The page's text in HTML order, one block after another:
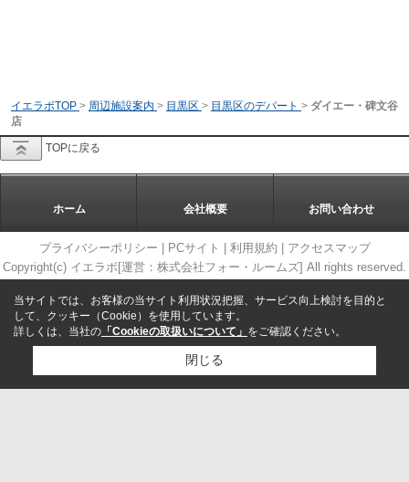
イエラボTOP > 周辺施設案内 > 目黒区 > 目黒区のデパート > ダイエー・碑文谷
店
TOPに戻る
ホーム 会社概要 お問い合わせ
プライバシーポリシー PCサイト 利用規約
アクセスマップ
Copyright(c) イエラボ[運営：株式会社フォー・ルームズ] All rights reserved.
当サイトでは、お客様の当サイト利用状況把握、サービス向上検討を目的と
して、クッキー（Cookie）を使用しています。
詳しくは、当社の 「Cookieの取扱いについて」 をご確認ください。
閉じる